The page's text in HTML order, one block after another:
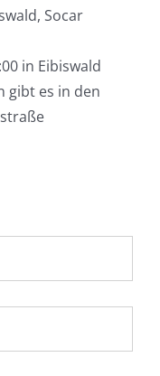
Socar
in Eibiswald
gibt es in den